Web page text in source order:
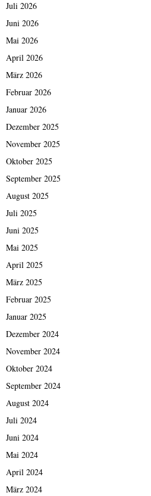
Juli 2026
Juni 2026
Mai 2026
April 2026
März 2026
Februar 2026
Januar 2026
Dezember 2025
November 2025
Oktober 2025
September 2025
August 2025
Juli 2025
Juni 2025
Mai 2025
April 2025
März 2025
Februar 2025
Januar 2025
Dezember 2024
November 2024
Oktober 2024
September 2024
August 2024
Juli 2024
Juni 2024
Mai 2024
April 2024
März 2024